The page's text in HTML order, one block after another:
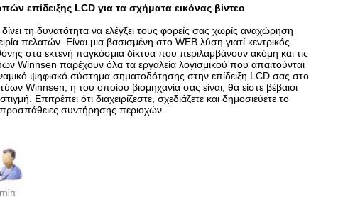
επίδειξης LCD για τα σχήματα εικόνας βίντεο
τη δυνατότητα να ελέγξει τους φορείς σας χωρίς αναχώρηση
πελατών. Είναι μια βασισμένη στο WEB λύση γιατί κεντρικός
στα εκτενή παγκόσμια δίκτυα που περιλαμβάνουν ακόμη και τις
Winnsen παρέχουν όλα τα εργαλεία λογισμικού που απαιτούνται
ψηφιακό σύστημα σηματοδότησης στην επίδειξη LCD σας στο
Winnsen, η του οποίου βιομηχανία σας είναι, θα είστε βέβαιοι
Επιτρέπει ότι διαχειρίζεστε, σχεδιάζετε και δημοσιεύετε το
συντήρησης περιοχών.